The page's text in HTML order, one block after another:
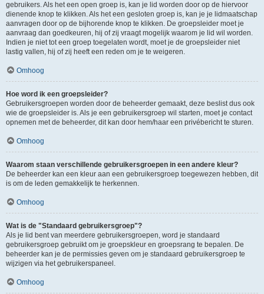
gebruikers. Als het een open groep is, kan je lid worden door op de hiervoor
dienende knop te klikken. Als het een gesloten groep is, kan je je lidmaatschap
aanvragen door op de bijhorende knop te klikken. De groepsleider moet je
aanvraag dan goedkeuren, hij of zij vraagt mogelijk waarom je lid wil worden.
Indien je niet tot een groep toegelaten wordt, moet je de groepsleider niet
lastig vallen, hij of zij heeft een reden om je te weigeren.
Omhoog
Hoe word ik een groepsleider?
Gebruikersgroepen worden door de beheerder gemaakt, deze beslist dus ook
wie de groepsleider is. Als je een gebruikersgroep wil starten, moet je contact
opnemen met de beheerder, dit kan door hem/haar een privébericht te sturen.
Omhoog
Waarom staan verschillende gebruikersgroepen in een andere kleur?
De beheerder kan een kleur aan een gebruikersgroep toegewezen hebben, dit
is om de leden gemakkelijk te herkennen.
Omhoog
Wat is de "Standaard gebruikersgroep"?
Als je lid bent van meerdere gebruikersgroepen, word je standaard
gebruikersgroep gebruikt om je groepskleur en groepsrang te bepalen. De
beheerder kan je de permissies geven om je standaard gebruikersgroep te
wijzigen via het gebruikerspaneel.
Omhoog